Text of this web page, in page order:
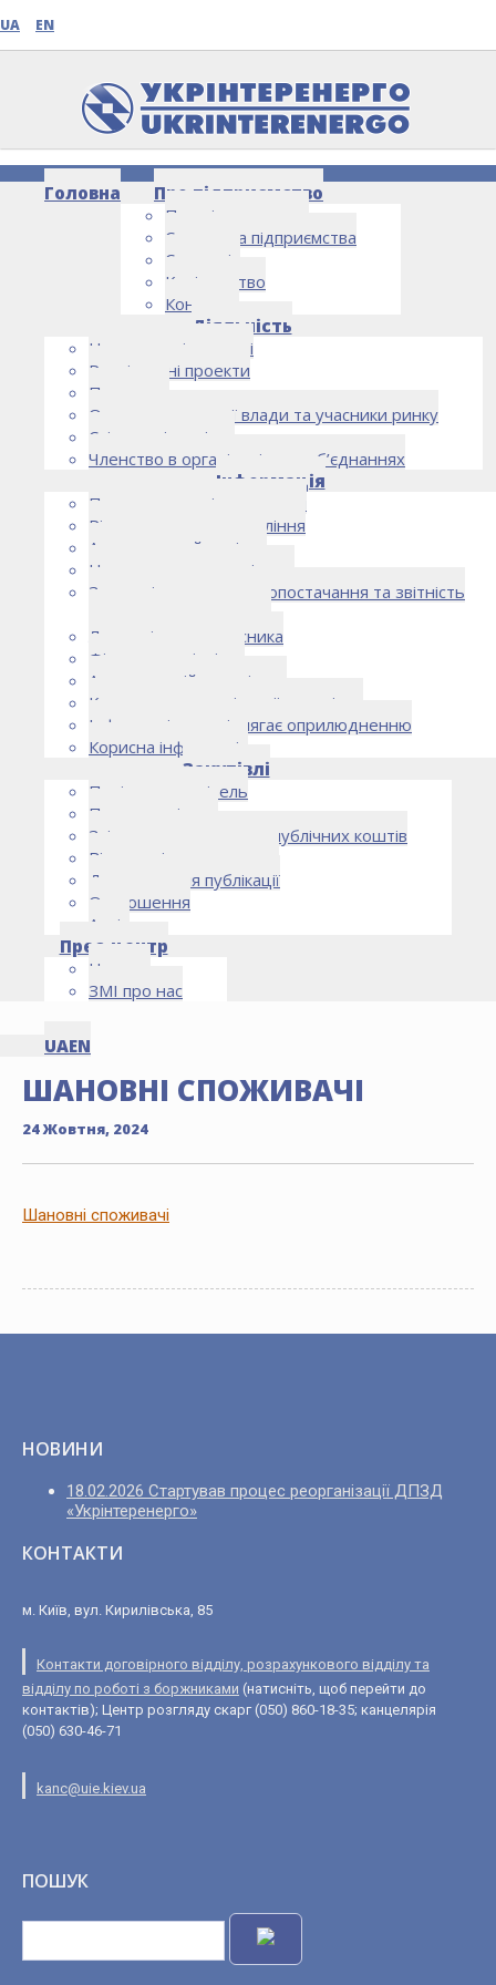
UA EN
Головна
Про підприємство
Про підприємство
Структура підприємства
Стратегія
Керівництво
Контакти
Діяльність
Напрямки діяльності
Реалізовані проекти
Партнери
Органи державної влади та учасники ринку
Спільна діяльність
Членство в організаціях та об’єднаннях
Інформація
Правоустановчі документи
Рішення органу управління
Аудиторський комітет
Нормативно-правові акти
Загальні умови електропостачання та звітність
Лист очікувань власника
Фінансова звітність
Антикорупційна політика
Кодекс етики та ділової поведінки
Інформація, що підлягає оприлюдненню
Корисна інформація
Закупівлі
Політика закупівель
План закупівель
Звіт про використання публічних коштів
Відомості про договори
Договори для публікації
Оголошення
Архів
Прес-центр
Новини
ЗМІ про нас
UAEN
НОВИНИ
ШАНОВНІ СПОЖИВАЧІ
24 Жовтня, 2024
Шановні споживачі
НОВИНИ
18.02.2026 Стартував процес реорганізації ДПЗД
«Укрінтеренерго»
КОНТАКТИ
м. Київ, вул. Кирилівська, 85
Контакти договірного відділу, розрахункового відділу та
відділу по роботі з боржниками (натисніть, щоб перейти до
контактів); Центр розгляду скарг (050) 860-18-35; канцелярія
(050) 630-46-71
kanc@uie.kiev.ua
ПОШУК